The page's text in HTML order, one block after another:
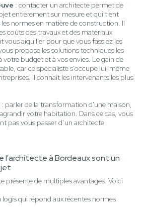
: contacter un architecte permet de
entièrement sur mesure et qui tient
normes en matière de construction. Il
coûts des travaux et des matériaux
vous aiguiller pour que vous fassiez les
propose les solutions techniques les
votre budget et à vos envies. Le gain de
car ce spécialiste s’occupe lui-même
Il connaît les intervenants les plus
: parler de la transformation d'une maison,
votre habitation. Dans ce cas, vous
pas vous passer d’un architecte
l'architecte à Bordeaux sont un
présente de multiples avantages. Voici
qui répond aux récentes normes